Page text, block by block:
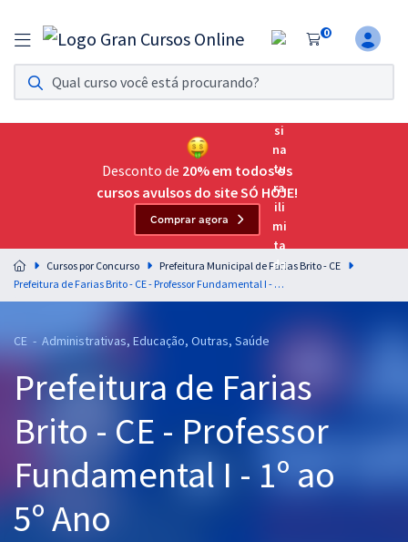
0
Assinatura Ilimitada 11
Acesso a todos os cursos. Teste grátis por 7 dias!
Assinatura OAB Até Passar
Acesso ilimitado a toda preparação para o Exame da
Residências Multiprofissionais
Preparação completa e intensiva para as principais
residências em saúde do Brasil
Cursos 20% OFF
Pós
Graduação
OAB
Desconto de 20% em todos os
cursos avulsos do site SÓ HOJE!
Comprar agora
Cursos por Concurso
Prefeitura Municipal de Farias Brito - CE
Prefeitura de Farias Brito - CE - Professor Fundamental I - 1º ao 5º Ano
CE - Administrativas, Educação, Outras, Saúde
Prefeitura de Farias
Brito - CE - Professor
Fundamental I - 1º ao
5º Ano